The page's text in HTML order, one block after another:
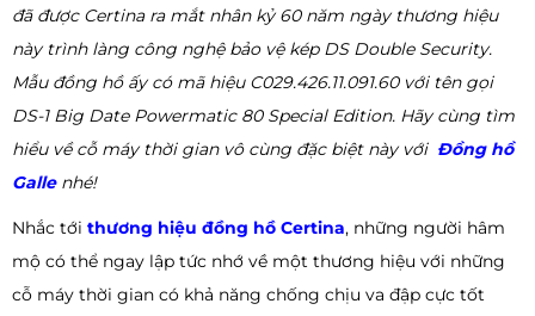
đã được Certina ra mắt nhân kỷ 60 năm ngày thương hiệu
này trình làng công nghệ bảo vệ kép DS Double Security.
Mẫu đồng hồ ấy có mã hiệu C029.426.11.091.60 với tên gọi
DS-1 Big Date Powermatic 80 Special Edition. Hãy cùng tìm
hiểu về cỗ máy thời gian vô cùng đặc biệt này với Đồng hồ
Gallenhé!
Nhắc tới thương hiệu đồng hồ Certina, những người hâm
mộ có thể ngay lập tức nhớ về một thương hiệu với những
cỗ máy thời gian có khả năng chống chịu va đập cực tốt